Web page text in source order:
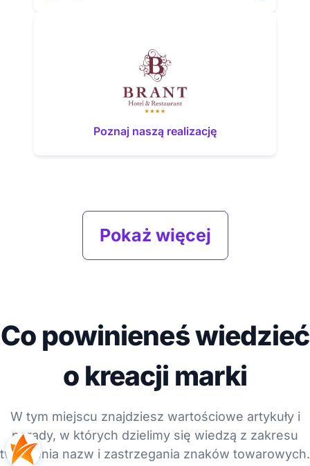
Poznaj naszą realizację
Pokaż więcej
Co powinieneś wiedzieć
o kreacji marki
W tym miejscu znajdziesz wartościowe artykuły i
porady, w których dzielimy się wiedzą z zakresu
tworzenia nazw i zastrzegania znaków towarowych.